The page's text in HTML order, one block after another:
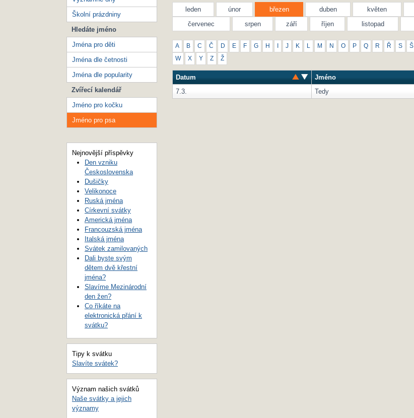
leden únor březen duben květen
červenec
srpen září říjen listopad
A B C Č D E F G H J K M N O P Q R Ř S Š
W X Y Z Ž
Datum
Jméno
7.3.
Tedy
Školní prázdniny
Hledáte jméno
Jména pro děti
Jména dle četnosti
Jména dle popularity
Zvířecí kalendář
Jméno pro kočku
Jméno pro psa
Nejnovější příspěvky
Den vzniku
Československa
Dušičky
Velikonoce
Ruská jména
Církevní svátky
Americká jména
Francouzská jména
Italská jména
Svátek zamilovaných
Dali byste svým
dětem dvě křestní
jména?
Slavíme Mezinárodní
den žen?
Co říkáte na
elektronická přání k
svátku?
Tipy k svátku
Slavíte svátek?
Význam našich svátků
Naše svátky a jejich
významy